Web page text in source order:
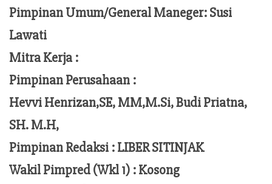
Pimpinan Umum/General Maneger:Susi
Lawati
Mitra Kerja :
Pimpinan Perusahaan :
Hevvi Henrizan,SE, MM,M.Si,Budi Priatna,
SH. M.H,
Pimpinan Redaksi :LIBER SITINJAK
Wakil Pimpred (Wkl 1) : Kosong